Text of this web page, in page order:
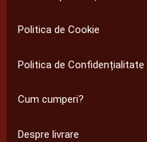
Politica de Cookie
Politica de Confidențialitate
Cum cumperi?
Despre livrare